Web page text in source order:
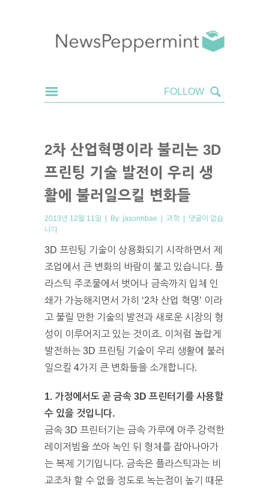
2차 산업혁명이라 불리는 3D
프린팅 기술 발전이 우리 생
활에 불러일으킬 변화들
2013년 12월 11일 | By: jasonhbae | 과학 | 댓글이 없습
니다
3D 프린팅 기술이 상용화되기 시작하면서 제
조업에서 큰 변화의 바람이 불고 있습니다. 플
라스틱 주조물에서 벗어나 금속까지 입체 인
쇄가 가능해지면서 가히 ‘2차 산업 혁명’ 이라
고 불릴 만한 기술의 발전과 새로운 시장의 형
성이 이루어지고 있는 것이죠. 이처럼 놀랍게
발전하는 3D 프린팅 기술이 우리 생활에 불러
일으킬 4가지 큰 변화들을 소개합니다.
1. 가정에서도 곧 금속 3D 프린터기를 사용할
수 있을 것입니다.
금속 3D 프린터기는 금속 가루에 아주 강력한
레이저빔을 쏘아 녹인 뒤 형체를 잡아나아가
는 복제 기기입니다. 금속은 플라스틱과는 비
교조차 할 수 없을 정도로 녹는점이 높기 때문